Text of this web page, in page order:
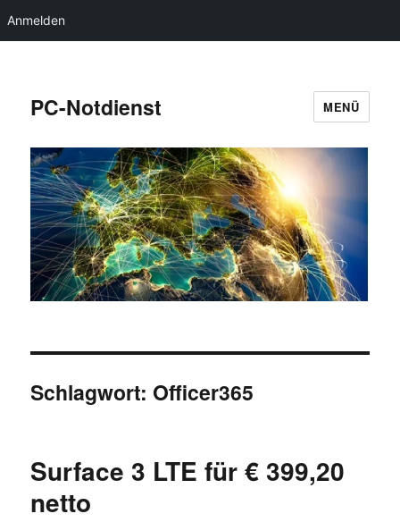
Anmelden
PC-Notdienst MENÜ
Schlagwort: Officer365
Surface 3 LTE für € 399,20
netto